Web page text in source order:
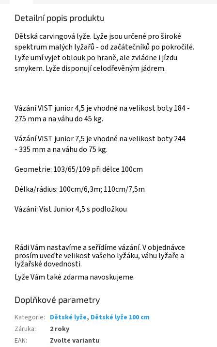
Detailní popis produktu
Dětská carvingová lyže. Lyže jsou určené pro široké
spektrum malých lyžařů - od začátečníků po pokročilé.
Lyže umí vyjet oblouk po hraně, ale zvládne i jízdu
smykem. Lyže disponují celodřevěným jádrem.
Vázání VIST junior 4,5 je vhodné na velikost boty 184 -
275 mm a na váhu do 45 kg.
Vázání VIST junior 7,5 je vhodné na velikost boty 244
- 335 mm a na váhu do 75 kg.
Geometrie: 103/65/109 při délce 100cm
Délka/rádius: 100cm/6,3m; 110cm/7,5m
Vázání: Vist Junior 4,5 s podložkou
Rádi Vám nastavíme a seřídíme vázání. V objednávce
prosím uveďte velikost vašeho lyžáku, váhu lyžaře a
lyžařské dovednosti.
Lyže Vám také zdarma navoskujeme.
Doplňkové parametry
Kategorie: Dětské lyže, Dětské lyže 100 cm
Záruka:
2 roky
EAN:
Zvolte variantu